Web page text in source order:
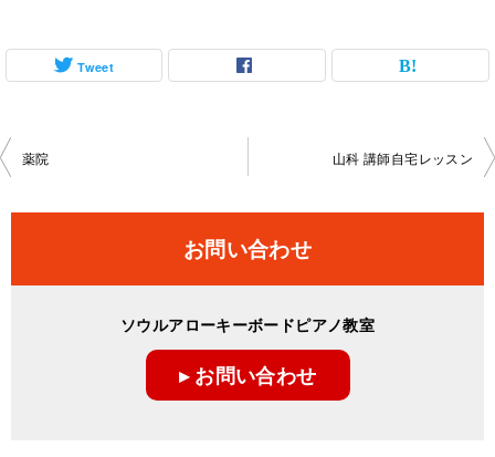
Tweet
投
ビ
薬院 山科 講師自宅レッスン
お問い合わせ
ソウルアローキーボードピアノ教室
▸ お問い合わせ